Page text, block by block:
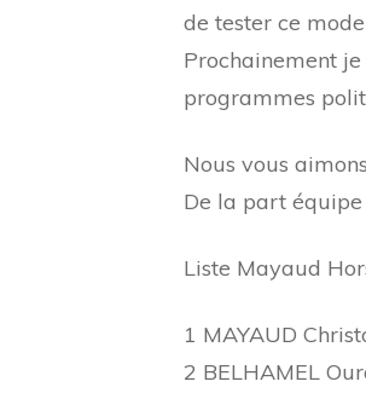
de tester ce
Prochainement
programmes
Nous vous
De la part
Liste Mayaud
1 MAYAUD
2 BELHAMEL